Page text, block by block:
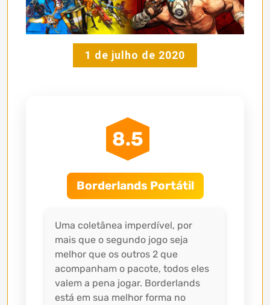
1 de julho de 2020
8.5
Borderlands Portátil
Uma coletânea imperdível, por
mais que o segundo jogo seja
melhor que os outros 2 que
acompanham o pacote, todos eles
valem a pena jogar. Borderlands
está em sua melhor forma no